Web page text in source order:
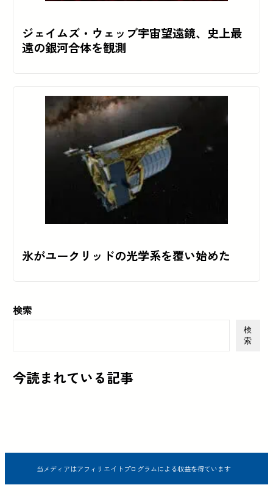
ジェイムズ・ウェッブ宇宙望遠鏡、史上最
遠の銀河合体を観測
氷がユークリッドの光学系を覆い始めた
検索
検
索
今読まれている記事
当メディアはアフィリエイトプログラムによる収益を得ています